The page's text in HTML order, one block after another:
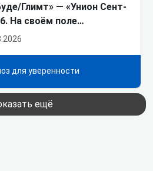
Глимт» ― «Унион Сент-
На своём поле…
для уверенности
ещё